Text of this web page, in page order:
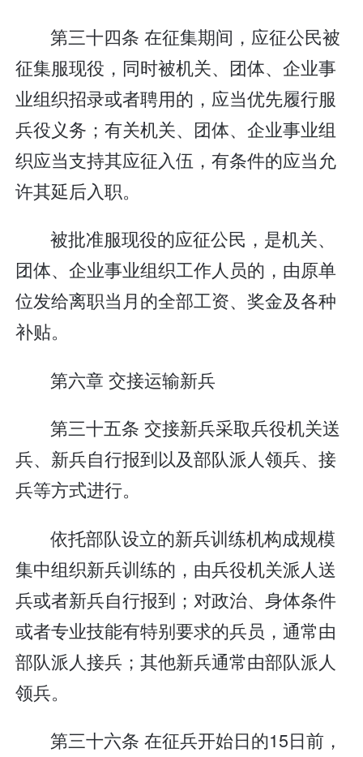
第三十四条 在征集期间，应征公民被
征集服现役，同时被机关、团体、企业事
业组织招录或者聘用的，应当优先履行服
兵役义务；有关机关、团体、企业事业组
织应当支持其应征入伍，有条件的应当允
许其延后入职。
被批准服现役的应征公民，是机关、
团体、企业事业组织工作人员的，由原单
位发给离职当月的全部工资、奖金及各种
补贴。
第六章 交接运输新兵
第三十五条 交接新兵采取兵役机关送
兵、新兵自行报到以及部队派人领兵、接
兵等方式进行。
依托部队设立的新兵训练机构成规模
集中组织新兵训练的，由兵役机关派人送
兵或者新兵自行报到；对政治、身体条件
或者专业技能有特别要求的兵员，通常由
部队派人接兵；其他新兵通常由部队派人
领兵。
第三十六条 在征兵开始日的15日前，